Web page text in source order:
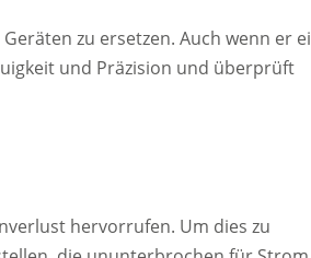
zu ersetzen. Auch wenn er
und Präzision und überprüft
hervorrufen. Um dies zu